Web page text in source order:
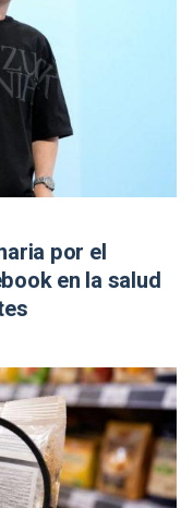
por el
en la salud